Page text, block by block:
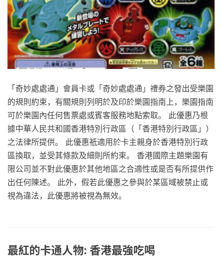
「奇妙處處通」會員卡或「奇妙處處通」禮券之發出受樂園
的規則約束，有關規則列明於及印於樂園指南上，樂園指南
可於樂園內任何售票處或賓客服務地點索取。 此優惠乃根
據中華人民共和國香港特別行政區（「香港特別行政區」）
之法律所提供。 此優惠祇適用於卡主親身於香港特別行政
區換取，並受其條款及細則所約束。 香港國際主題樂園有
限公司並不對此優惠於其他地區之合適性或是否有所提供作
出任何陳述。 此外，假若此優惠之參與於某區域被禁止或
視為違法，此優惠將被視為無效。
最紅的卡通人物: 香港最強吃喝